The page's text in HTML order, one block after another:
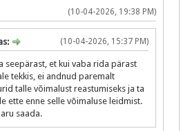
(10-04-2026, 19:38 PM)
(10-04-2026, 15:37 PM)
seepärast, et kui vaba rida pärast
tekkis, ei andnud paremalt
talle võimalust reastumiseks ja ta
ette enne selle võimaluse leidmist.
saada.